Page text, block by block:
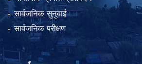
सार्वजनिक सुनुवाई
सार्वजनिक परीक्षण